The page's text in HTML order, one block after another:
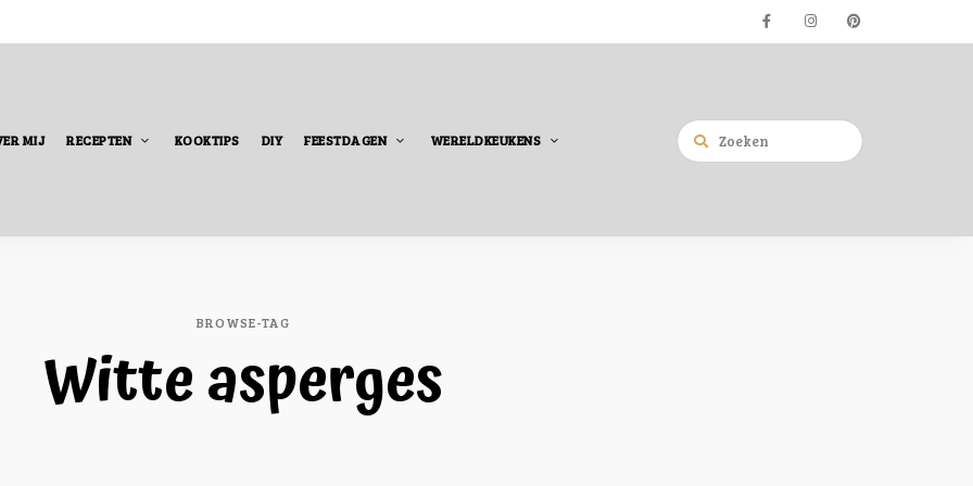
MIJ RECEPTEN KOOKTIPS DIY FEESTDAGEN WERELDKEUKENS
BROWSE-TAG
Witte asperges